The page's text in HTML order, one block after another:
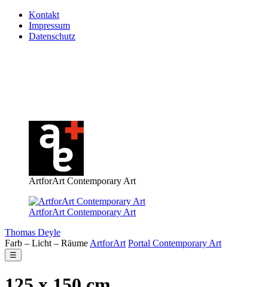
Kontakt
Impressum
Datenschutz
ArtforArt Contemporary Art
ArtforArt Contemporary Art
Thomas Deyle
Farb – Licht – Räume ArtforArt Portal Contemporary Art
☰